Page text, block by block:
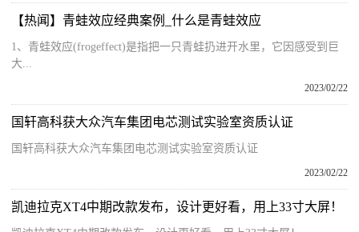
【热闻】青蛙效应经典案例_什么是青蛙效应
1、青蛙效应(frogeffect)是指把一只青蛙扔进开水里，它因感受到巨
大...
2023/02/22
国轩高科获大众汽车集团电芯测试实验室资质认证
国轩高科获大众汽车集团电芯测试实验室资质认证
2023/02/22
凯迪拉克XT4中期改款发布，设计更好看，用上33寸大屏！